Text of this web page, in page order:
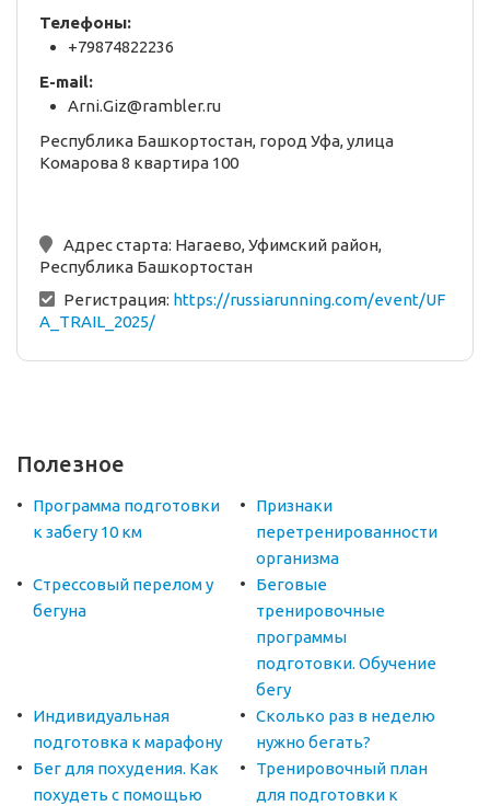
Телефоны:
+79874822236
E-mail:
Arni.Giz@rambler.ru
Республика Башкортостан, город Уфа, улица
Комарова 8 квартира 100
Адрес старта: Нагаево, Уфимский район,
Республика Башкортостан
Регистрация: https://russiarunning.com/event/UF
A_TRAIL_2025/
Полезное
Программа подготовки
к забегу 10 км
Признаки
перетренированности
организма
Стрессовый перелом у
бегуна
Беговые
тренировочные
программы
подготовки. Обучение
бегу
Индивидуальная
подготовка к марафону
Сколько раз в неделю
нужно бегать?
Бег для похудения. Как
похудеть с помощью
Тренировочный план
для подготовки к